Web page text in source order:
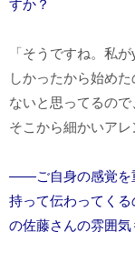
すか？
「そうですね。私
しかったから始め
ないと思ってるので
そこから細かいアレ
――ご自身の感覚を
持って伝わってく
の佐藤さんの雰囲気